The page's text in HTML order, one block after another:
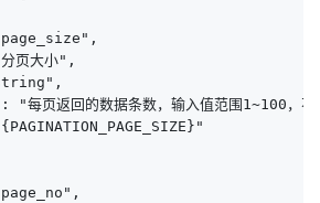
页大小",
页返回的数据条数，输入值范围1~100，不